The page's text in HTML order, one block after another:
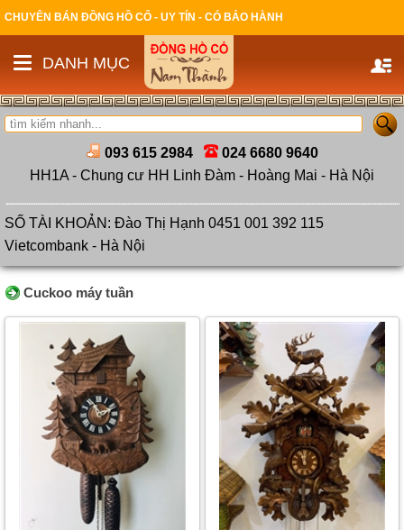
CHUYÊN BÁN ĐỒNG HỒ CỔ - UY TÍN - CÓ BẢO HÀNH
DANH MỤC
093 615 2984
024 6680 9640
HH1A - Chung cư HH Linh Đàm - Hoàng Mai - Hà Nội
SỐ TÀI KHOẢN: Đào Thị Hạnh 0451 001 392 115
Vietcombank - Hà Nội
Cuckoo máy tuần